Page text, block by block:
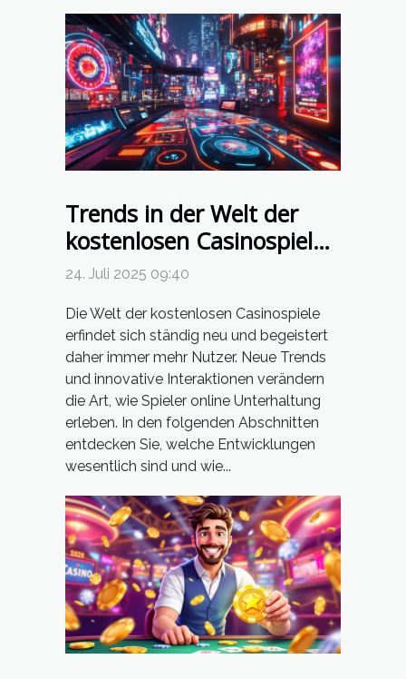
Trends in der Welt der
kostenlosen Casinospiele
und Nutzerinteraktion
24. Juli 2025 09:40
Die Welt der kostenlosen Casinospiele
erfindet sich ständig neu und begeistert
daher immer mehr Nutzer. Neue Trends
und innovative Interaktionen verändern
die Art, wie Spieler online Unterhaltung
erleben. In den folgenden Abschnitten
entdecken Sie, welche Entwicklungen
wesentlich sind und wie...